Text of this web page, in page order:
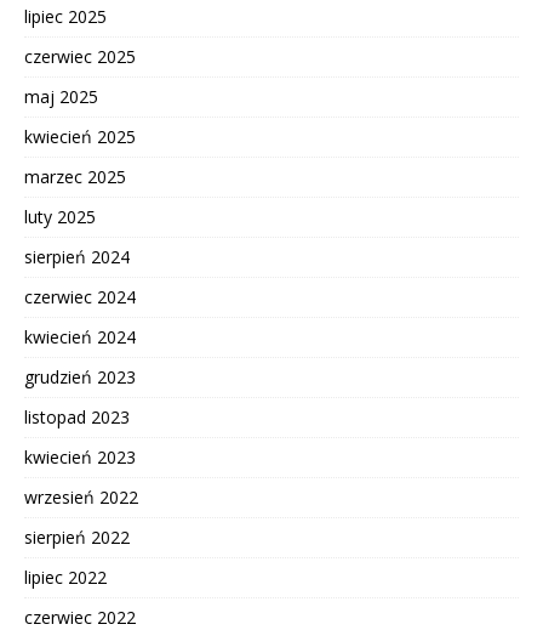
lipiec 2025
czerwiec 2025
maj 2025
kwiecień 2025
marzec 2025
luty 2025
sierpień 2024
czerwiec 2024
kwiecień 2024
grudzień 2023
listopad 2023
kwiecień 2023
wrzesień 2022
sierpień 2022
lipiec 2022
czerwiec 2022